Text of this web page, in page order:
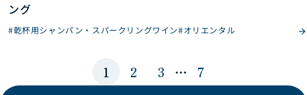
ング
#乾杯用シャンパン・スパークリングワイン#オリエンタル
1 2 3 …
7